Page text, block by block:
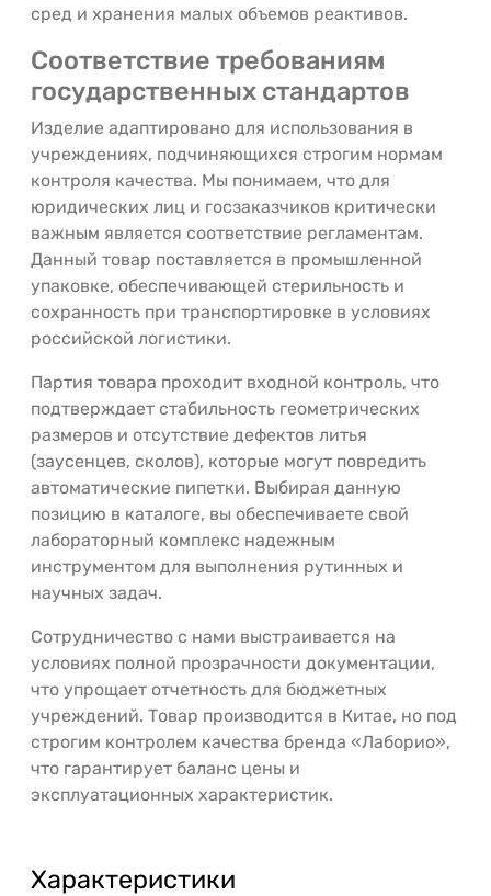
сред и хранения малых объемов реактивов.
Соответствие требованиям
государственных стандартов
Изделие адаптировано для использования в
учреждениях, подчиняющихся строгим нормам
контроля качества. Мы понимаем, что для
юридических лиц и госзаказчиков критически
важным является соответствие регламентам.
Данный товар поставляется в промышленной
упаковке, обеспечивающей стерильность и
сохранность при транспортировке в условиях
российской логистики.
Партия товара проходит входной контроль, что
подтверждает стабильность геометрических
размеров и отсутствие дефектов литья
(заусенцев, сколов), которые могут повредить
автоматические пипетки. Выбирая данную
позицию в каталоге, вы обеспечиваете свой
лабораторный комплекс надежным
инструментом для выполнения рутинных и
научных задач.
Сотрудничество с нами выстраивается на
условиях полной прозрачности документации,
что упрощает отчетность для бюджетных
учреждений. Товар производится в Китае, но под
строгим контролем качества бренда «Лаборио»,
что гарантирует баланс цены и
эксплуатационных характеристик.
Характеристики